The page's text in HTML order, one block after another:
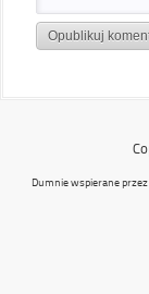
Dumnie wspierane przez